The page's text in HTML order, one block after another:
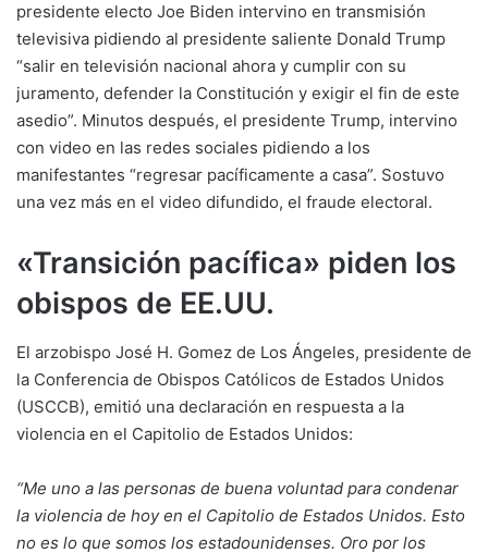
presidente electo Joe Biden intervino en transmisión
televisiva pidiendo al presidente saliente Donald Trump
“salir en televisión nacional ahora y cumplir con su
juramento, defender la Constitución y exigir el fin de este
asedio”. Minutos después, el presidente Trump, intervino
con video en las redes sociales pidiendo a los
manifestantes “regresar pacíficamente a casa”. Sostuvo
una vez más en el video difundido, el fraude electoral.
«Transición pacífica» piden los
obispos de EE.UU.
El arzobispo José H. Gomez de Los Ángeles, presidente de
la Conferencia de Obispos Católicos de Estados Unidos
(USCCB), emitió una declaración en respuesta a la
violencia en el Capitolio de Estados Unidos:
“Me uno a las personas de buena voluntad para condenar
la violencia de hoy en el Capitolio de Estados Unidos. Esto
no es lo que somos los estadounidenses. Oro por los